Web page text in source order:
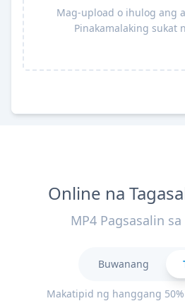
Mag-upload o ihulog ang
Pinakamalaking sukat
Online na
MP4 Pagsasalin
Buwanang
Makatipid ng hanggang